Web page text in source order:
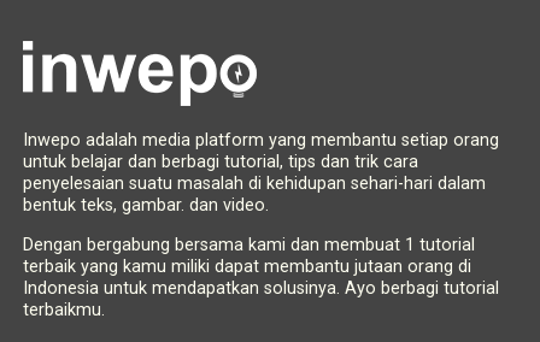
Inwepo adalah media platform yang membantu setiap orang
untuk belajar dan berbagi tutorial, tips dan trik cara
penyelesaian suatu masalah di kehidupan sehari-hari dalam
bentuk teks, gambar. dan video.
Dengan bergabung bersama kami dan membuat 1 tutorial
terbaik yang kamu miliki dapat membantu jutaan orang di
Indonesia untuk mendapatkan solusinya. Ayo berbagi tutorial
terbaikmu.